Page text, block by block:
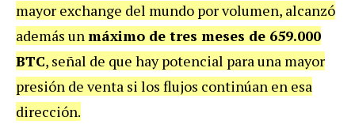
mayor exchange del mundo por volumen, alcanzó
además unmáximo de tres meses de 659.000
BTC, señal de que hay potencial para una mayor
presión de venta si los flujos continúan en esa
dirección.